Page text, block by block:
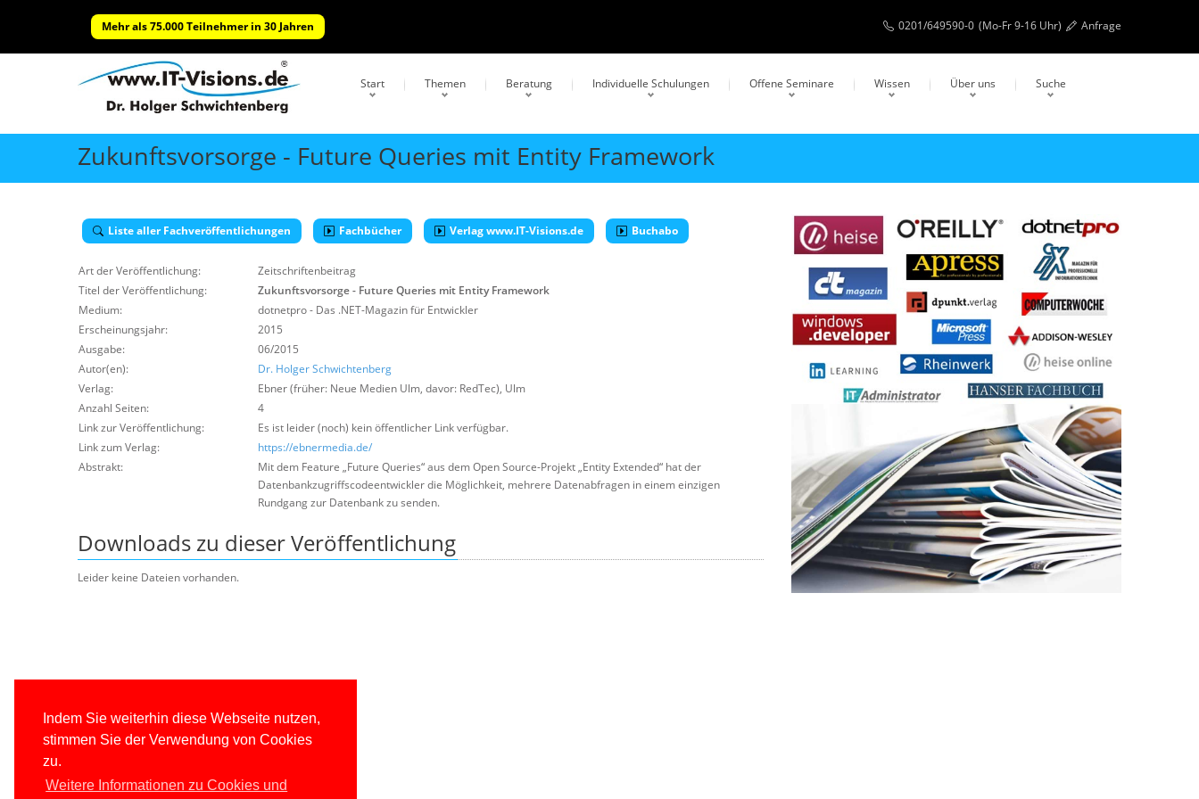
Indem Sie weiterhin diese Webseite nutzen,
stimmen Sie der Verwendung von Cookies
zu.
Weitere Informationen zu Cookies und
Mehr als 75.000 Teilnehmer in 30 Jahren 0201/649590-0 (Mo-Fr 9-16 Uhr) Anfrage
Start Themen Beratung Individuelle Schulungen Offene Seminare Wissen Über uns Suche
Zukunftsvorsorge - Future Queries mit Entity Framework
Liste aller Fachveröffentlichungen Fachbücher Verlag www.IT-Visions.de Buchabo
Art der Veröffentlichung:
Zeitschriftenbeitrag
Titel der Veröffentlichung:
Zukunftsvorsorge - Future Queries mit Entity Framework
Medium:
dotnetpro - Das .NET-Magazin für Entwickler
Erscheinungsjahr:
2015
Ausgabe:
06/2015
Autor(en):
Dr. Holger Schwichtenberg
Verlag:
Ebner (früher: Neue Medien Ulm, davor: RedTec), Ulm
Anzahl Seiten:
4
Link zur Veröffentlichung:
Es ist leider (noch) kein öffentlicher Link verfügbar.
Link zum Verlag:
https://ebnermedia.de/
Abstrakt:
Mit dem Feature „Future Queries“ aus dem Open Source-Projekt „Entity Extended“ hat der
Datenbankzugriffscodeentwickler die Möglichkeit, mehrere Datenabfragen in einem einzigen
Rundgang zur Datenbank zu senden.
Downloads zu dieser Veröffentlichung
Leider keine Dateien vorhanden.